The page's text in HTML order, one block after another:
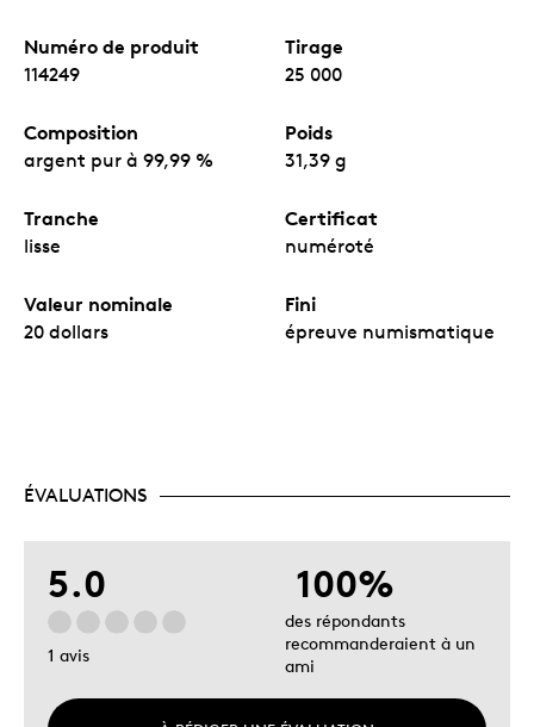
Numéro de produit
114249
Tirage
25 000
Composition
argent pur à 99,99 %
Poids
31,39 g
Tranche
lisse
Certificat
numéroté
Valeur nominale
20 dollars
Fini
épreuve numismatique
ÉVALUATIONS
5.0
1 avis
100%
des répondants
recommanderaient à un
ami